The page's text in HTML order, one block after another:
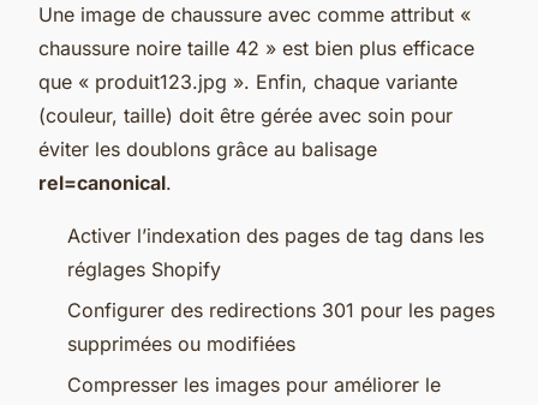
Une image de chaussure avec comme attribut «
chaussure noire taille 42 » est bien plus efficace
que « produit123.jpg ». Enfin, chaque variante
(couleur, taille) doit être gérée avec soin pour
éviter les doublons grâce au balisage
rel=canonical.
Activer l’indexation des pages de tag dans les
réglages Shopify
Configurer des redirections 301 pour les pages
supprimées ou modifiées
Compresser les images pour améliorer le